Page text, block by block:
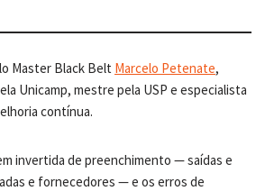
Master Black Belt Marcelo Petenate,
Unicamp, mestre pela USP e especialista
contínua.
invertida de preenchimento — saídas e
e fornecedores — e os erros de